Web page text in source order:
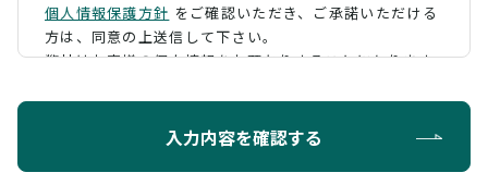
個人情報保護方針 をご確認いただき、 ご承諾いただける
方は、同意の上送信して下さい。
弊社はお客様の個人情報をお預かりすることになります
ように定め、保護に努めております。
入力内容を確認する